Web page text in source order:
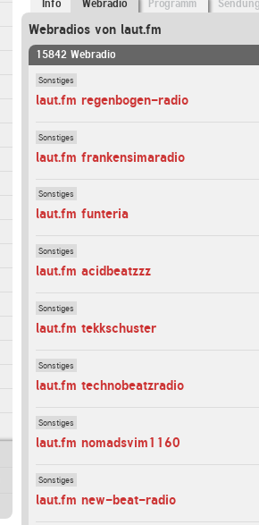
Info Webradio Programm
Webradios von laut.fm
15842 Webradio
Sonstiges
laut.fm regenbogen-radio
Sonstiges
laut.fm frankensimaradio
Sonstiges
laut.fm funteria
Sonstiges
laut.fm acidbeatzzz
Sonstiges
laut.fm tekkschuster
Sonstiges
laut.fm technobeatzradio
Sonstiges
laut.fm nomadsvim1160
Sonstiges
laut.fm new-beat-radio